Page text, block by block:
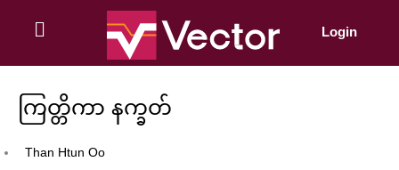
Login
ကြတ္တိကာ နက္ခတ်
Than Htun Oo